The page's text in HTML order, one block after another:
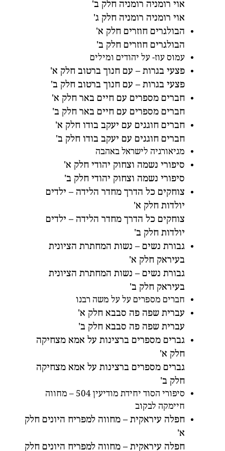
אוי רומניה רומניה חלק ב'
אוי רומניה רומניה חלק ג'
הבולגרים חוזרים חלק א'
הבולגרים חוזרים חלק ב'
עמוס עוז- על יהודים ומילים
פצעי בגרות – עם חנוך ברטוב חלק א'
פצעי בגרות – עם חנוך ברטוב חלק ב'
חברים מספרים עם חיים באר חלק א'
חברים מספרים עם חיים באר חלק ב'
חברים חוגגים עם יעקב בודו חלק א'
חברים חוגגים עם יעקב בודו חלק ב'
מגיאורגיה לישראל באהבה
סיפורי נשמה וצחוק יהודי חלק א'
סיפורי נשמה וצחוק יהודי חלק ב'
צוחקים כל הדרך מחדר הלידה – ילדים
יולדות חלק א'
צוחקים כל הדרך מחדר הלידה – ילדים
יולדות חלק ב'
גבורת נשים – נשות המחתרת הציונית
בעיראק חלק א'
גבורת נשים – נשות המחתרת הציונית
בעיראק חלק ב'
חברים מספרים על על משה רבנו
עברית שפה פה סבבא חלק א'
עברית שפה פה סבבא חלק ב'
גברים מספרים ברצינות על אמא מצחיקה
חלק א'
גברים מספרים ברצינות על אמא מצחיקה
חלק ב'
סיפורי הסוד יחידת מודיעין 504 – מחווה
חיימקה לבקוב
חפלה עיראקית – מחווה למפריח היונים חלק
א'
חפלה עיראקית – מחווה למפריח היונים חלק